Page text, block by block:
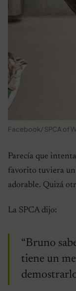
Facebook/ SPCA of
Parecía que
favorito tuviera un
adorable. Quizá
La SPCA dijo:
“Bruno
tiene un